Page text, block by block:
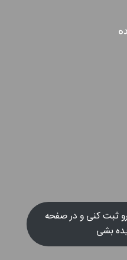
ثبت کنی و در صفحه
بشی